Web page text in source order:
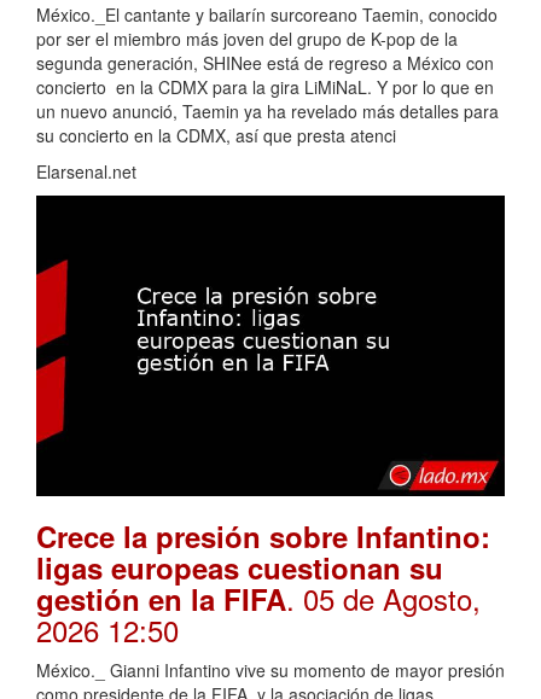
México._El cantante y bailarín surcoreano Taemin, conocido
por ser el miembro más joven del grupo de K-pop de la
segunda generación, SHINee está de regreso a México con
concierto en la CDMX para la gira LiMiNaL. Y por lo que en
un nuevo anunció, Taemin ya ha revelado más detalles para
su concierto en la CDMX, así que presta atenci
Elarsenal.net
Crece la presión sobre Infantino:
ligas europeas cuestionan su
gestión en la FIFA. 05 de Agosto,
2026 12:50
México._ Gianni Infantino vive su momento de mayor presión